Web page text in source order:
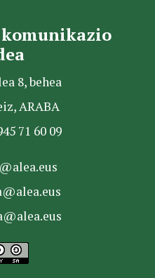
8, behea
ARABA
71 60 09